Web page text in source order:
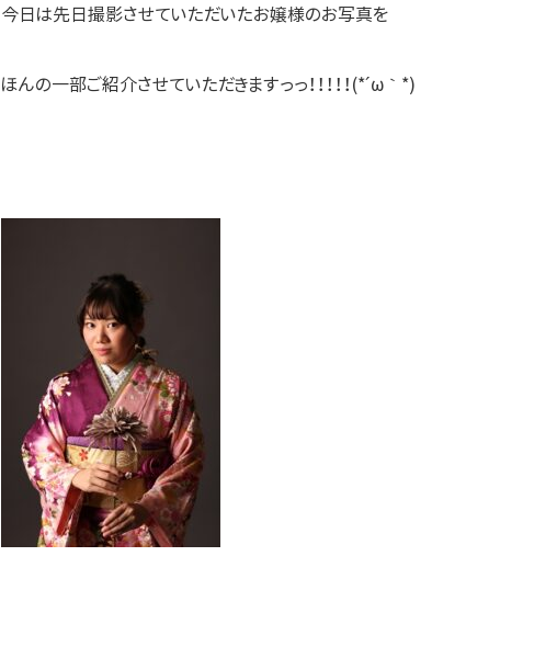
今日は先日撮影させていただいたお嬢様のお写真を
ほんの一部ご紹介させていただきますっっ！！！！！(*´ω｀*)